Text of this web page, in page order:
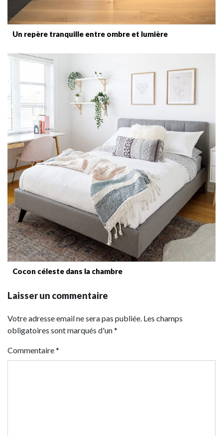
Un repère tranquille entre ombre et lumière
Cocon céleste dans la chambre
Laisser un commentaire
Votre adresse email ne sera pas publiée. Les champs
obligatoires sont marqués d'un *
Commentaire*